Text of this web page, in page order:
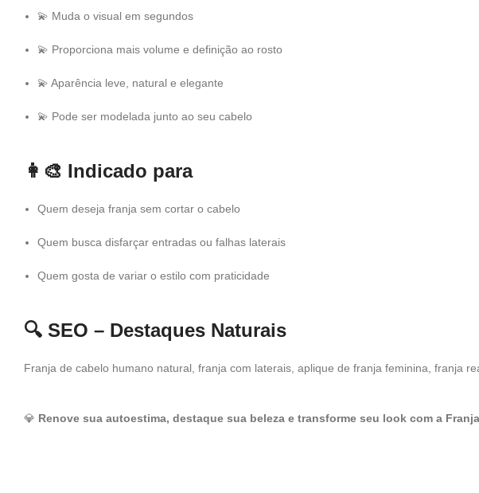
💫 Muda o visual em segundos
💫 Proporciona mais volume e definição ao rosto
💫 Aparência leve, natural e elegante
💫 Pode ser modelada junto ao seu cabelo
👩‍🎨 Indicado para
Quem deseja franja sem cortar o cabelo
Quem busca disfarçar entradas ou falhas laterais
Quem gosta de variar o estilo com praticidade
🔍 SEO – Destaques Naturais
Franja de cabelo humano natural, franja com laterais, aplique de franja feminina, franja
💎 Renove sua autoestima, destaque sua beleza e transforme seu look com a